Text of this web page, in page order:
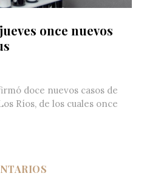
once nuevos
doce nuevos casos de
Ríos, de los cuales once